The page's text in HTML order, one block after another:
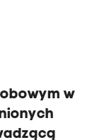
w